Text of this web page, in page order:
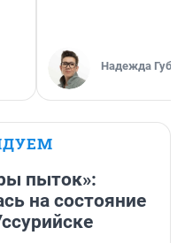
Надежда
пыток»:
на состояние